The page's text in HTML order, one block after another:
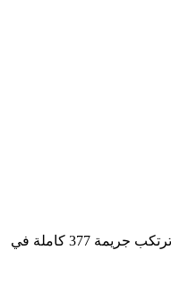
يحدث غزة.. إسرائيل ترتكب جريمة 377 كاملة في